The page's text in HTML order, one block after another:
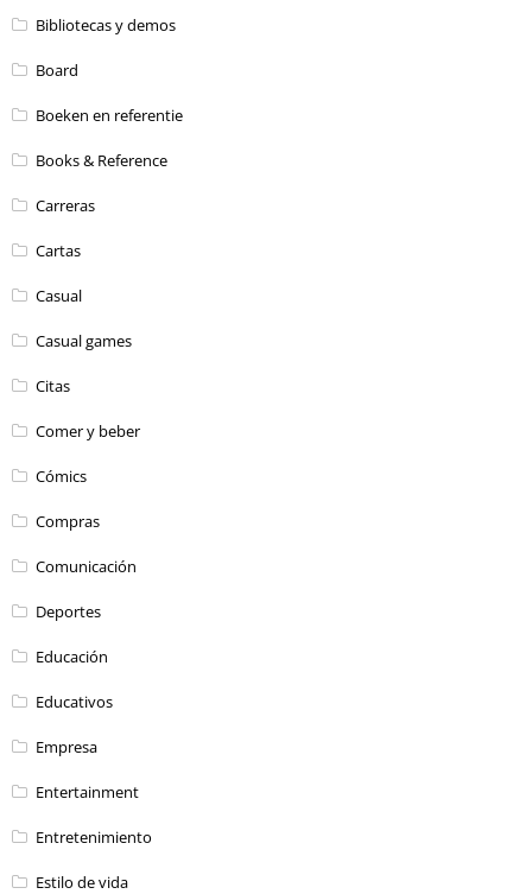
Bibliotecas y demos
Board
Boeken en referentie
Books & Reference
Carreras
Cartas
Casual
Casual games
Citas
Comer y beber
Cómics
Compras
Comunicación
Deportes
Educación
Educativos
Empresa
Entertainment
Entretenimiento
Estilo de vida